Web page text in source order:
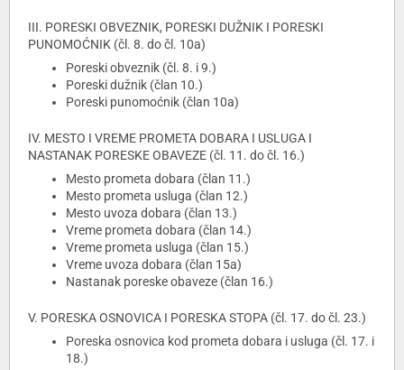
III. PORESKI OBVEZNIK, PORESKI DUŽNIK I PORESKI
PUNOMOĆNIK (čl. 8. do čl. 10a)
Poreski obveznik (čl. 8. i 9.)
Poreski dužnik (član 10.)
Poreski punomoćnik (član 10a)
IV. MESTO I VREME PROMETA DOBARA I USLUGA I
NASTANAK PORESKE OBAVEZE (čl. 11. do čl. 16.)
Mesto prometa dobara (član 11.)
Mesto prometa usluga (član 12.)
Mesto uvoza dobara (član 13.)
Vreme prometa dobara (član 14.)
Vreme prometa usluga (član 15.)
Vreme uvoza dobara (član 15a)
Nastanak poreske obaveze (član 16.)
V. PORESKA OSNOVICA I PORESKA STOPA (čl. 17. do čl. 23.)
Poreska osnovica kod prometa dobara i usluga (čl. 17. i
18.)